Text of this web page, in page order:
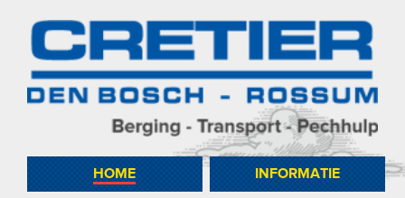
HOME INFORMATIE